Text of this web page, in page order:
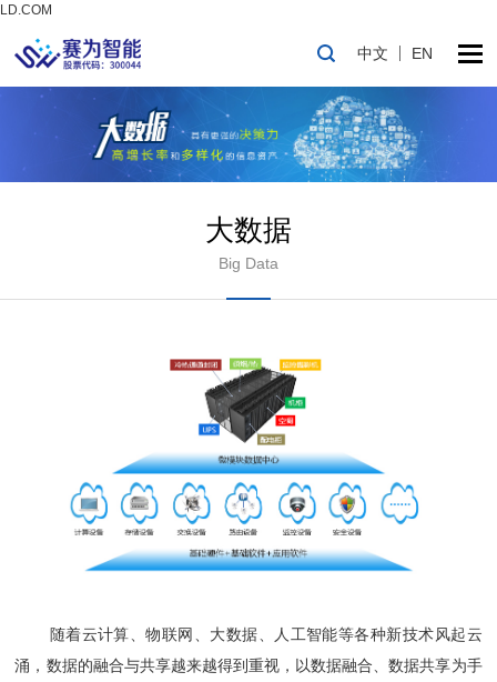
LD.COM
中文 EN
大数据
Big Data
随着云计算、物联网、大数据、人工智能等各种新技术风起云
涌，数据的融合与共享越来越得到重视，以数据融合、数据共享为手